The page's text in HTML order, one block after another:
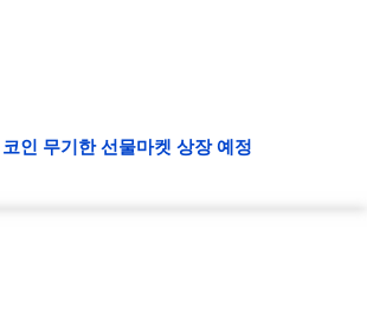
인 무기한 선물마켓 상장 예정